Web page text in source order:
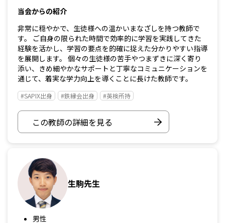
当会からの紹介
非常に穏やかで、生徒様への温かいまなざしを持つ教師で
す。 ご自身の限られた時間で効率的に学習を実践してきた
経験を活かし、学習の要点を的確に捉えた分かりやすい指導
を展開します。 個々の生徒様の苦手やつまずきに深く寄り
添い、きめ細やかなサポートと丁寧なコミュニケーションを
通じて、着実な学力向上を導くことに長けた教師です。
#SAPIX出身 #鉄縁会出身 #英検所持
この教師の詳細を見る
生駒先生
男性